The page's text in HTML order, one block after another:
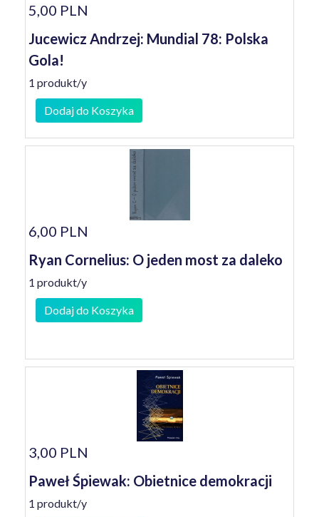
5,00 PLN
Jucewicz Andrzej: Mundial 78: Polska
Gola!
1 produkt/y
Dodaj do Koszyka
6,00 PLN
Ryan Cornelius: O jeden most za daleko
1 produkt/y
Dodaj do Koszyka
3,00 PLN
Paweł Śpiewak: Obietnice demokracji
1 produkt/y